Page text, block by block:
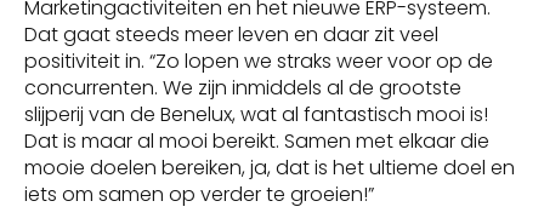
Marketingactiviteiten en het nieuwe ERP-systeem.
Dat gaat steeds meer leven en daar zit veel
positiviteit in. “Zo lopen we straks weer voor op de
concurrenten. We zijn inmiddels al de grootste
slijperij van de Benelux, wat al fantastisch mooi is!
Dat is maar al mooi bereikt. Samen met elkaar die
mooie doelen bereiken, ja, dat is het ultieme doel en
iets om samen op verder te groeien!”